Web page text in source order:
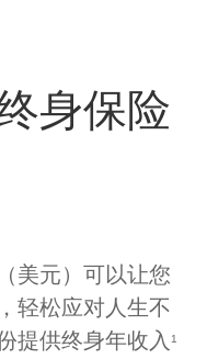
身保险
美元）可以让您
轻松应对人生不
提供终身年收入 1